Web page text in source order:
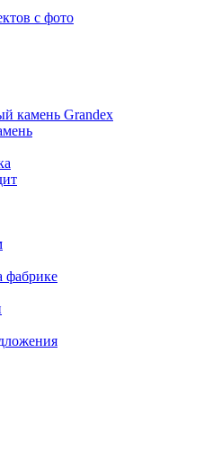
с фото
камень Grandex
фабрике